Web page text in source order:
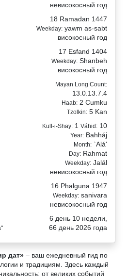
невисокосный год
18 Ramadan 1447
Weekday: yawm as-sabt
високосный год
17 Esfand 1404
Weekday: Shanbeh
високосный год
Mayan Long Count:
13.0.13.7.4
Haab: 2 Cumku
Tzolkin: 5 Kan
Kull-i-Shay: 1 Váhid: 10
Year: Bahháj
Month: `Alá'
Day: Rahmat
Weekday: Jalál
невисокосный год
16 Phalguna 1947
Weekday: sanivara
невисокосный год
6 день 10 недели,
66 день 2026 года
дат» – ваш ежедневный гид по
и традициям. Здесь каждый
от великих событий